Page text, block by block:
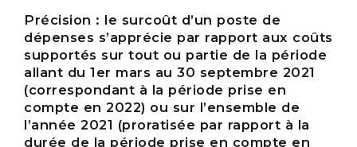
Précision : le surcoût d’un poste de
dépenses s’apprécie par rapport aux coûts
supportés sur tout ou partie de la période
allant du 1 er mars au 30 septembre 2021
(correspondant à la période prise en
compte en 2022) ou sur l’ensemble de
l’année 2021 (proratisée par rapport à la
durée de la période prise en compte en